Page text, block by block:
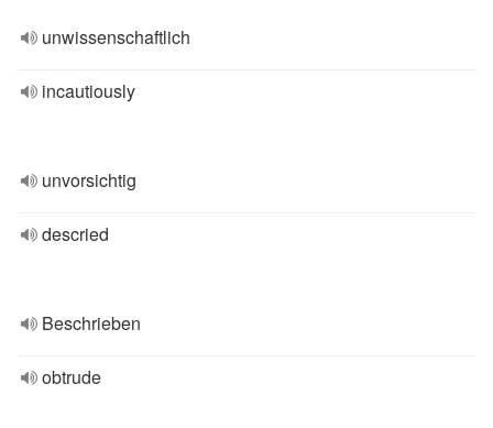
unwissenschaftlich
incautiously
unvorsichtig
descried
Beschrieben
obtrude